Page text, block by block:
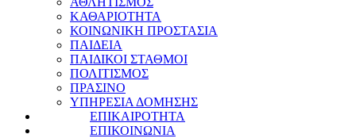
ΚΑΘΑΡΙΟΤΗΤΑ
ΚΟΙΝΩΝΙΚΗ ΠΡΟΣΤΑΣΙΑ
ΠΑΙΔΕΙΑ
ΠΑΙΔΙΚΟΙ ΣΤΑΘΜΟΙ
ΠΟΛΙΤΙΣΜΟΣ
ΠΡΑΣΙΝΟ
ΥΠΗΡΕΣΙΑ ΔΟΜΗΣΗΣ
ΕΠΙΚΑΙΡΟΤΗΤΑ
ΕΠΙΚΟΙΝΩΝΙΑ